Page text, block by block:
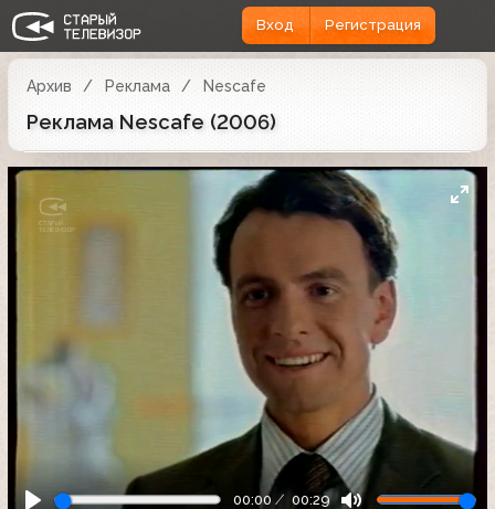
Вход Регистрация
Архив Реклама Nescafe
Реклама Nescafe (2006)
00:00 00:29